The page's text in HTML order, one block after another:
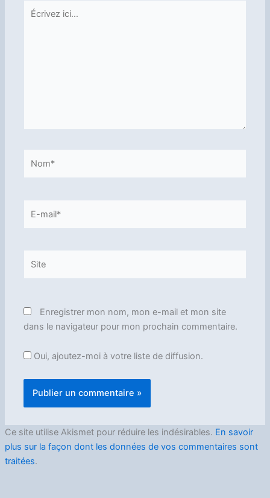
Écrivez
mail*
Enregistrer mon nom, mon e-mail et mon site
dans le navigateur pour mon prochain commentaire.
Oui, ajoutez-moi à votre liste de diffusion.
Ce site utilise Akismet pour réduire les indésirables. En savoir
plus sur la façon dont les données de vos commentaires sont
traitées.